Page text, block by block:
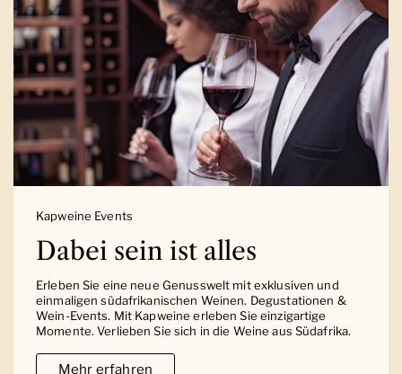
Kapweine Events
Dabei sein ist alles
Erleben Sie eine neue Genusswelt mit exklusiven und
einmaligen südafrikanischen Weinen. Degustationen &
Wein-Events. Mit Kapweine erleben Sie einzigartige
Momente. Verlieben Sie sich in die Weine aus Südafrika.
Mehr erfahren